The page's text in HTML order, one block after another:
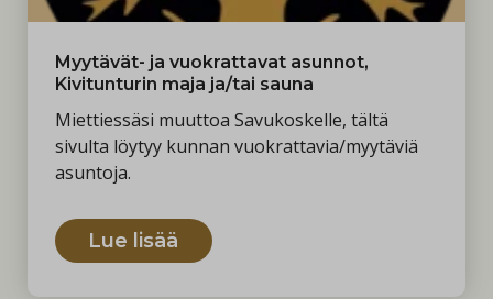
Myytävät- ja vuokrattavat asunnot,
Kivitunturin maja ja/tai sauna
Miettiessäsi muuttoa Savukoskelle, tältä
sivulta löytyy kunnan vuokrattavia/myytäviä
asuntoja.
Lue lisää